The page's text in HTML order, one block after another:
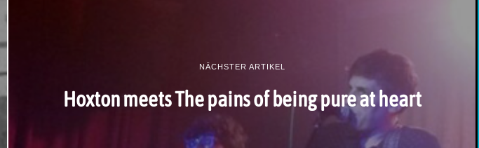
NÄCHSTER ARTIKEL
Hoxton meets The pains of being pure at heart